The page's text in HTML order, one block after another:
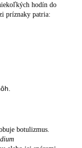
hodín do
príznaky patria:
botulizmus.